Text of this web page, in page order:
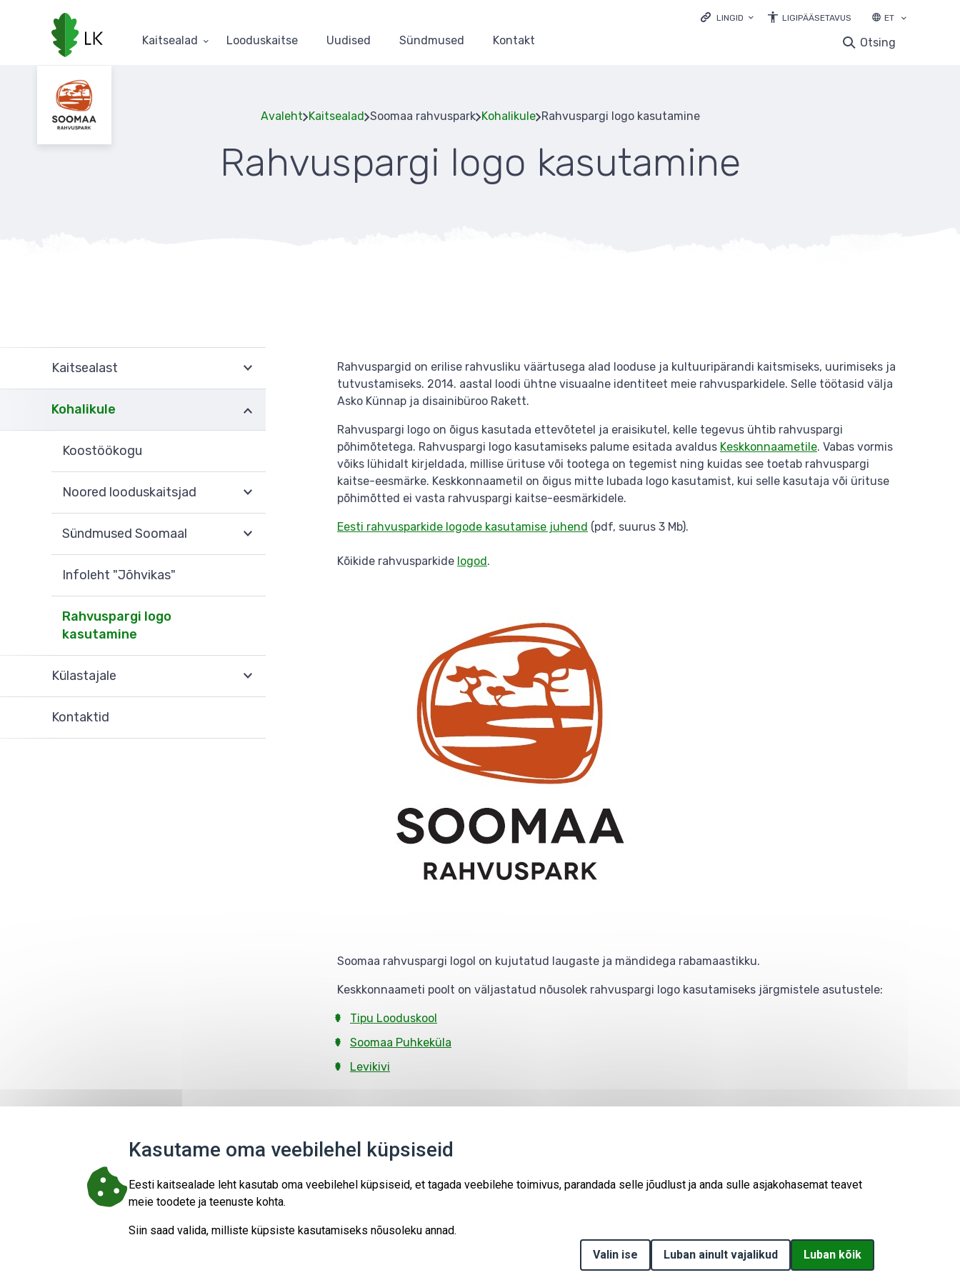
LINGID
LOODUSRIKAS EESTI
LIGIPÄÄSETAVUS ET
Kaitsealad Looduskaitse Uudised Sündmused Kontakt Otsing
Leivapuru
Avaleht Kaitsealad Soomaa rahvuspark Kohalikule Rahvuspargi logo kasutamine
Rahvuspargi logo kasutamine
Kaitsealast
Kohalikule
Koostöökogu
Noored looduskaitsjad
Sündmused Soomaal
Infoleht "Jõhvikas"
Rahvuspargi logo
kasutamine
Külastajale
Kontaktid
Rahvuspargid on erilise rahvusliku väärtusega alad looduse ja kultuuripärandi kaitsmiseks, uurimiseks ja
tutvustamiseks. 2014. aastal loodi ühtne visuaalne identiteet meie rahvusparkidele. Selle töötasid välja
Asko Künnap ja disainibüroo Rakett.
Rahvuspargi logo on õigus kasutada ettevõtetel ja eraisikutel, kelle tegevus ühtib rahvuspargi
põhimõtetega. Rahvuspargi logo kasutamiseks palume esitada avaldus Keskkonnaametile. Vabas vormis
võiks lühidalt kirjeldada, millise ürituse või tootega on tegemist ning kuidas see toetab rahvuspargi
kaitse-eesmärke. Keskkonnaametil on õigus mitte lubada logo kasutamist, kui selle kasutaja või ürituse
põhimõtted ei vasta rahvuspargi kaitse-eesmärkidele.
Eesti rahvusparkide logode kasutamise juhend (pdf, suurus 3 Mb).
Kõikide rahvusparkide logod.
Soomaa rahvuspargi logol on kujutatud laugaste ja mändidega rabamaastikku.
Keskkonnaameti poolt on väljastatud nõusolek rahvuspargi logo kasutamiseks järgmistele asutustele:
Tipu Looduskool
Soomaa Puhkeküla
Levikivi
© 2026KESKKONNAAMETSISUKAARTESITA PÄRING
LIFE-IP projekt "Loodusrikas Eesti"
Euroopa Liit ja abi andev asutus ei vastuta kodulehe sisu eest.
Kasutame oma veebilehel küpsiseid
Eesti kaitsealade leht kasutab oma veebilehel küpsiseid, et tagada veebilehe toimivus, parandada selle jõudlust ja anda sulle asjakohasemat teavet
meie toodete ja teenuste kohta.
Siin saad valida, milliste küpsiste kasutamiseks nõusoleku annad.
Withdraw consent
Valin ise Luban ainult vajalikud Luban kõik